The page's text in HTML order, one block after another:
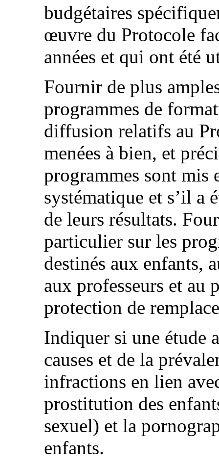
budgétaires
œuvre du Protocole
années et qui ont été
Fournir de plus
programmes de
diffusion relatifs au
menées à bien, et
programmes sont mis
systématique et s’il a
de leurs résultats.
particulier sur les
destinés aux enfants,
aux professeurs et au
protection de
Indiquer si une étude
causes et de la
infractions en lien
prostitution des
sexuel) et la
enfants.